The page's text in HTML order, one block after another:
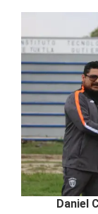
Daniel